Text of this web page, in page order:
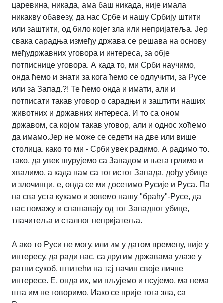
царевина, никада, ама баш никада, није имала
никакву обавезу, да нас Србе и нашу Србију штити
или заштити, од било којег зла или непријатеља. Јер
свака сарадња између држава се решава на основу
међудржавних уговора и интереса, за обје
потписнице уговора. А када то, ми Срби научимо,
онда ћемо и знати за кога ћемо се одлучити, за Русе
или за Запад.?! Те ћемо онда и имати, али и
потписати такав уговор о сарадњи и заштити наших
животних и државних интереса. И то са оном
државом, са којом такав уговор, али и однос хоћемо
да имамо.Јер не може се седети на две или више
столица, како то ми - Срби увек радимо. А радимо то,
тако, да увек шурујемо са Западом и њега грлимо и
хвалимо, а када нам са тог истог Запада, дођу убице
и злочинци, е, онда се ми досетимо Русије и Руса. Па
на сва уста кукамо и зовемо нашу "браћу"-Русе, да
нас помажу и спашавају од тог Западног убице,
тлачитеља и сталног непријатеља.
А ако то Руси не могу, или им у датом времену, није у
интересу, да ради нас, са другим државама улазе у
ратни сукоб, штитећи на тај начин своје личне
интересе. Е, онда их, ми пљујемо и псујемо, ма нема
шта им не говоримо. Иако се прије тога зла, са